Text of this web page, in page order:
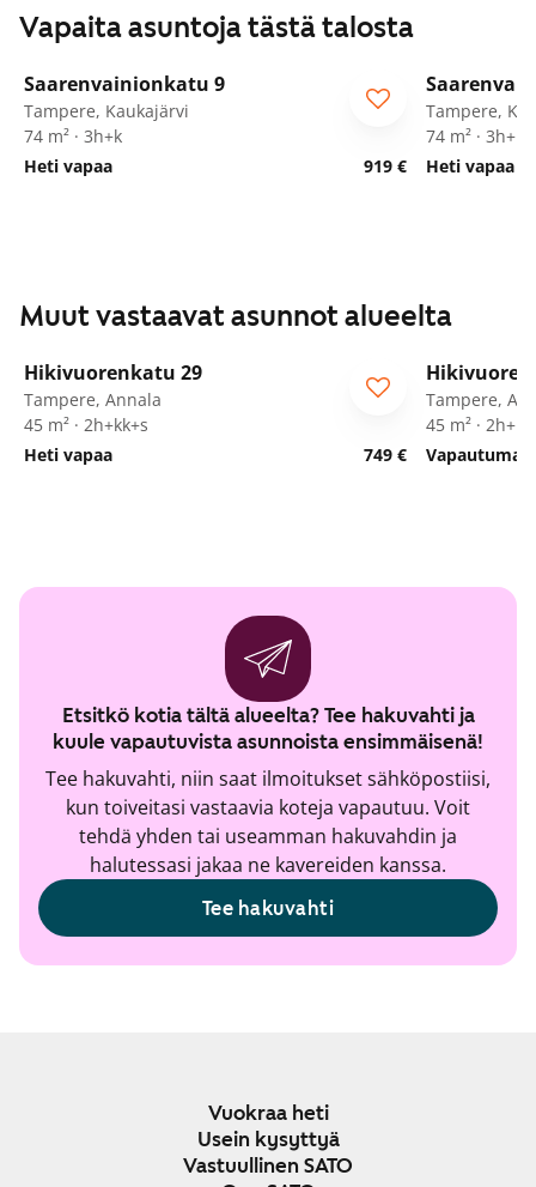
Vapaita asuntoja tästä talosta
/47
Saarenvainionkatu 9
Tampere, Kaukajärvi
74 m² · 3h+k
Heti vapaa
919 €
Tampere,
74 m² · 3h+k
Heti vapaa
Muut vastaavat asunnot alueelta
Hikivuorenkatu 29
Tampere, Annala
45 m² · 2h+kk+s
Heti vapaa
749 €
Tampere,
45 m² ·
Etsitkö kotia tältä alueelta? Tee hakuvahti ja
kuule vapautuvista asunnoista ensimmäisenä!
Tee hakuvahti, niin saat ilmoitukset sähköpostiisi,
kun toiveitasi vastaavia koteja vapautuu. Voit
tehdä yhden tai useamman hakuvahdin ja
halutessasi jakaa ne kavereiden kanssa.
Tee hakuvahti
Vuokraa heti
Usein kysyttyä
Vastuullinen SATO